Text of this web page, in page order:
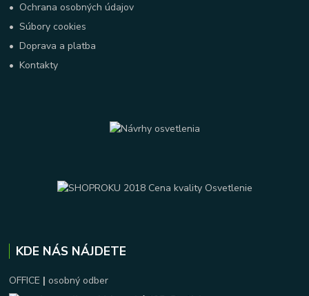
• Ochrana osobných údajov
•Súbory cookies
•Doprava a platba
•Kontakty
KDE NÁS NÁJDETE
OFFICE | osobný odber